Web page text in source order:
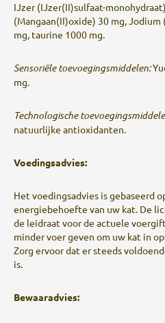
IJzer (IJzer(II)sulfaat-
(Mangaan(II)oxide) 30 mg,
mg, taurine 1000 mg.
Sensoriële toevoegingsmiddelen:
mg.
Technologische
natuurlijke antioxidanten.
Voedingsadvies:
Het voedingsadvies is gebaseerd
energiebehoefte van uw kat. De
de leidraat voor de actuele
minder voer geven om uw kat in
Zorg ervoor dat er steeds
is.
Bewaaradvies: